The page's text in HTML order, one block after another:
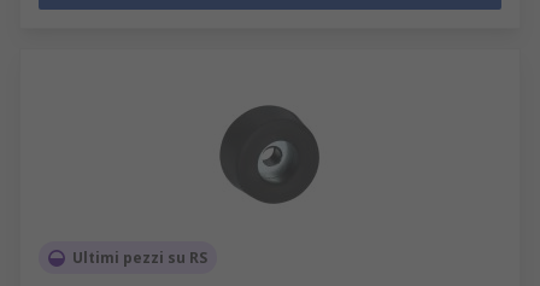
Ultimi pezzi su RS